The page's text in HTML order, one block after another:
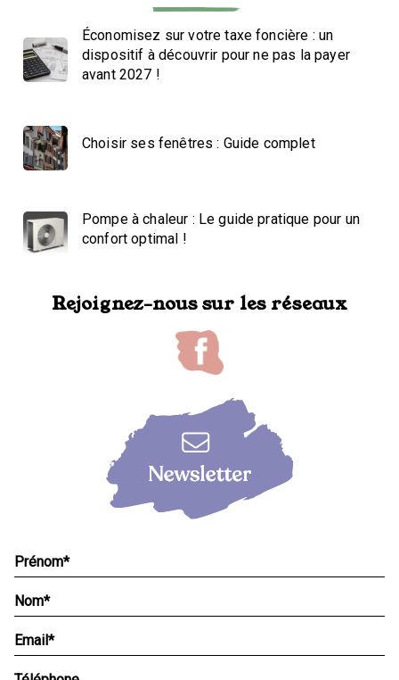
Économisez sur votre taxe foncière : un
dispositif à découvrir pour ne pas la payer
avant 2027 !
Choisir ses fenêtres : Guide complet
Pompe à chaleur : Le guide pratique pour un
confort optimal !
Rejoignez-nous sur les réseaux